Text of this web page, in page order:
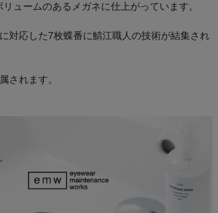
ュームのあるメガネに仕上がっています。
対応した7枚蝶番に鯖江職人の技術が結集され
されます。